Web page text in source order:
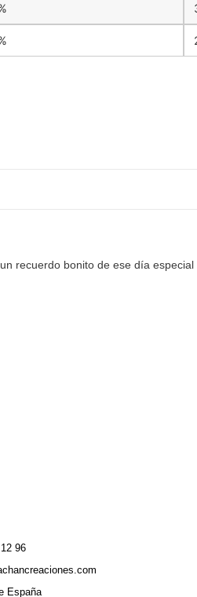
recuerdo bonito de ese día especial
96
España